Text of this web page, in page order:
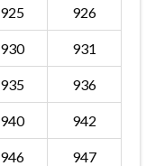
925 926
930 931
935 936
940 942
946 947